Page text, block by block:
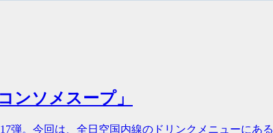
ンソメスープ」
弾。今回は、全日空国内線のドリンクメニューにある